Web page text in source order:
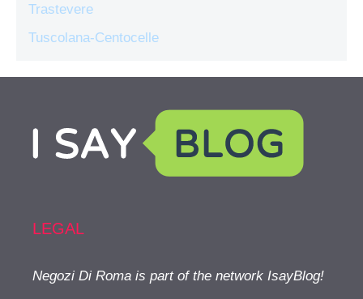
Trastevere
Tuscolana-Centocelle
LEGAL
Negozi Di Roma is part of the network IsayBlog!